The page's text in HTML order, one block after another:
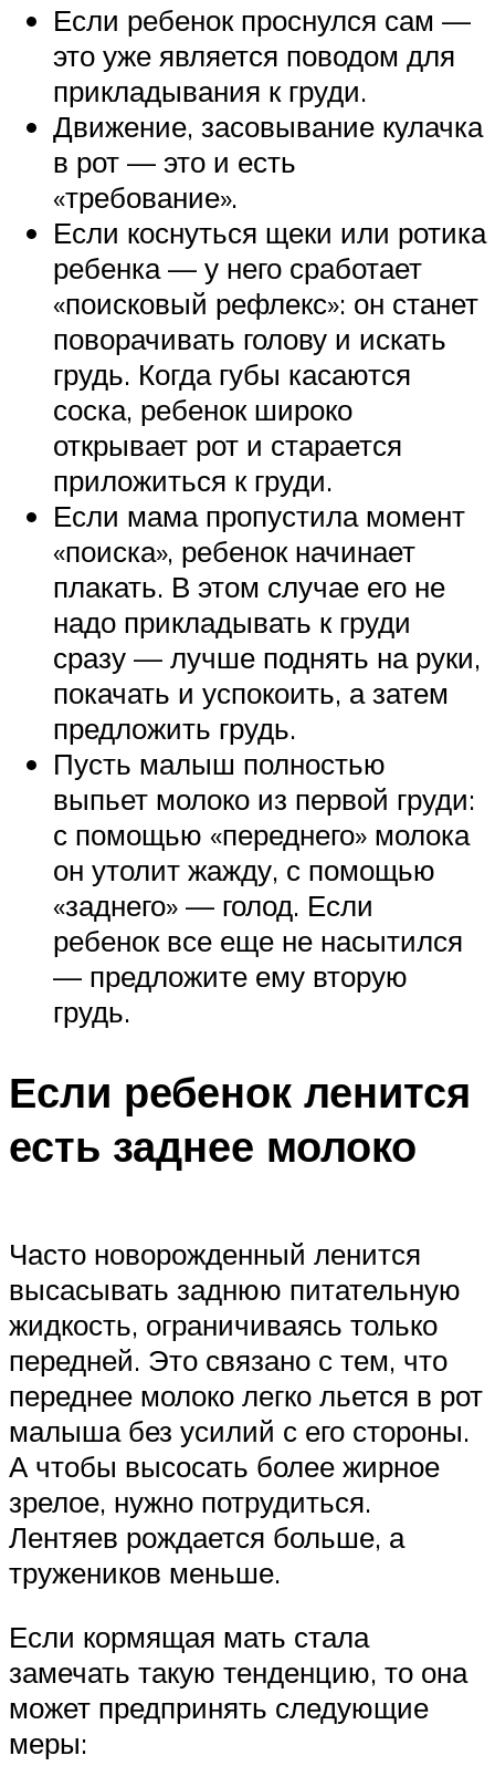
Если ребенок проснулся сам —
это уже является поводом для
прикладывания к груди.
Движение, засовывание кулачка
в рот — это и есть
«требование».
Если коснуться щеки или ротика
ребенка — у него сработает
«поисковый рефлекс»: он станет
поворачивать голову и искать
грудь. Когда губы касаются
соска, ребенок широко
открывает рот и старается
приложиться к груди.
Если мама пропустила момент
«поиска», ребенок начинает
плакать. В этом случае его не
надо прикладывать к груди
сразу — лучше поднять на руки,
покачать и успокоить, а затем
предложить грудь.
Пусть малыш полностью
выпьет молоко из первой груди:
с помощью «переднего» молока
он утолит жажду, с помощью
«заднего» — голод. Если
ребенок все еще не насытился
— предложите ему вторую
грудь.
Если ребенок ленится
есть заднее молоко
Часто новорожденный ленится
высасывать заднюю питательную
жидкость, ограничиваясь только
передней. Это связано с тем, что
переднее молоко легко льется в рот
малыша без усилий с его стороны.
А чтобы высосать более жирное
зрелое, нужно потрудиться.
Лентяев рождается больше, а
тружеников меньше.
Если кормящая мать стала
замечать такую тенденцию, то она
может предпринять следующие
меры: